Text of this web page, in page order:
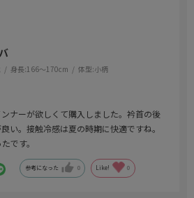
身長:166～170cm 体型:小柄
ナーが欲しくて購入しました。衿首の後
い。接触冷感は夏の時期に快適ですね。
です。
参考になった 0 Like! 0